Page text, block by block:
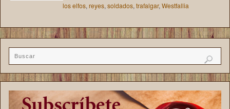
los elfos, reyes, soldados, trafalgar, Westfallia